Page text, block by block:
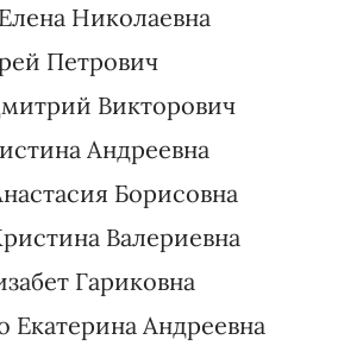
Юрьевич
Сергей Валериевич
Александрович
Сергеевна
Юрий Сергеевич
Александровна
Александровна
Валериевна